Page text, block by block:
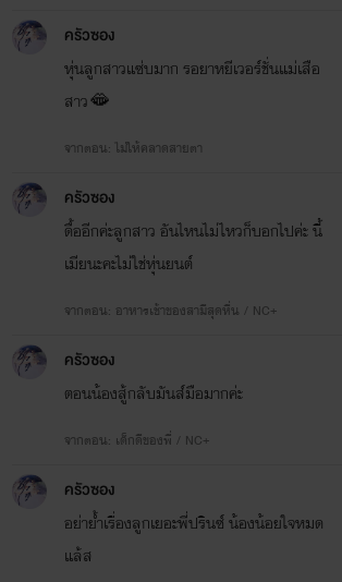
ครัวซอง
หุ่นลูกสาวแซ่บมาก รอยาหยีเวอร์ชั่นแม่เสือ
สาว🫦
จากตอน: ไม่ให้คลาดสายตา
ครัวซอง
ดื้ออีกค่ะลูกสาว อันไหนไม่ไหวก็บอกไปค่ะ นี้
เมียนะคะไม่ใช่หุ่นยนต์
จากตอน: อาหารเช้าของสามีสุดหื่น / NC+
ครัวซอง
ตอนน้องสู้กลับมันส์มือมากค่ะ
จากตอน: เด็กดีของพี่ / NC+
ครัวซอง
อย่าย้ำเรื่องลูกเยอะพี่ปรินซ์ น้องน้อยใจหมด
แล้ส